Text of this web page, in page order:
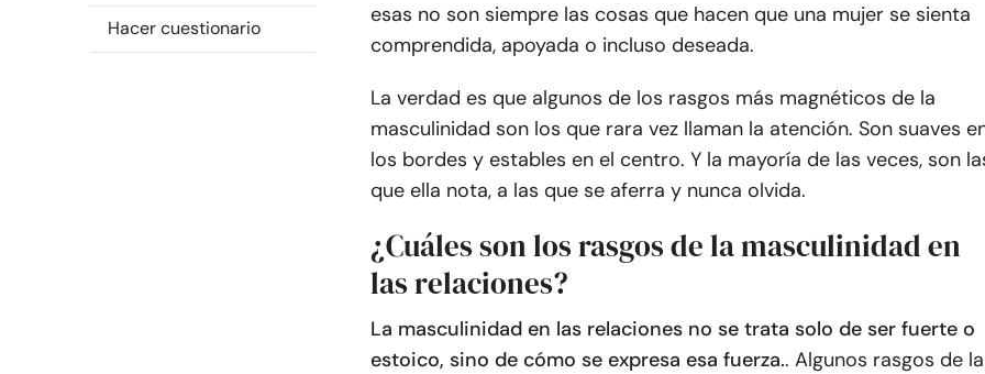
Hacer cuestionario
esas no son siempre las cosas que hacen que una mujer se sienta
comprendida, apoyada o incluso deseada.
La verdad es que algunos de los rasgos más magnéticos de la
masculinidad son los que rara vez llaman la atención. Son suaves
los bordes y estables en el centro. Y la mayoría de las veces, son
que ella nota, a las que se aferra y nunca olvida.
¿Cuáles son los rasgos de la masculinidad en
las relaciones?
La masculinidad en las relaciones no se trata solo de ser fuerte o
estoico, sino de cómo se expresa esa fuerza.. Algunos rasgos de la